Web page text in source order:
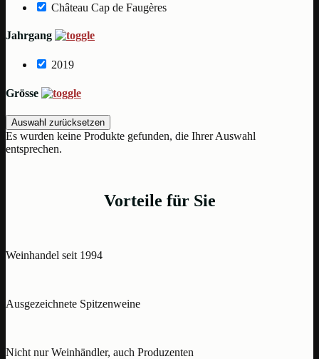
Château Cap de Faugères
Jahrgang
2019
Grösse
Auswahl zurücksetzen
Es wurden keine Produkte gefunden, die Ihrer Auswahl
entsprechen.
Vorteile für Sie
Weinhandel seit 1994
Ausgezeichnete Spitzenweine
Nicht nur Weinhändler, auch Produzenten